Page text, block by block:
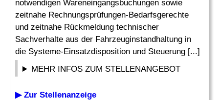
notwendigen Wareneingangsbuchungen sowie
zeitnahe Rechnungsprüfungen-Bedarfsgerechte
und zeitnahe Rückmeldung technischer
Sachverhalte aus der Fahrzeuginstandhaltung in
die Systeme-Einsatzdisposition und Steuerung [...]
MEHR INFOS ZUM STELLENANGEBOT
▶ Zur Stellenanzeige